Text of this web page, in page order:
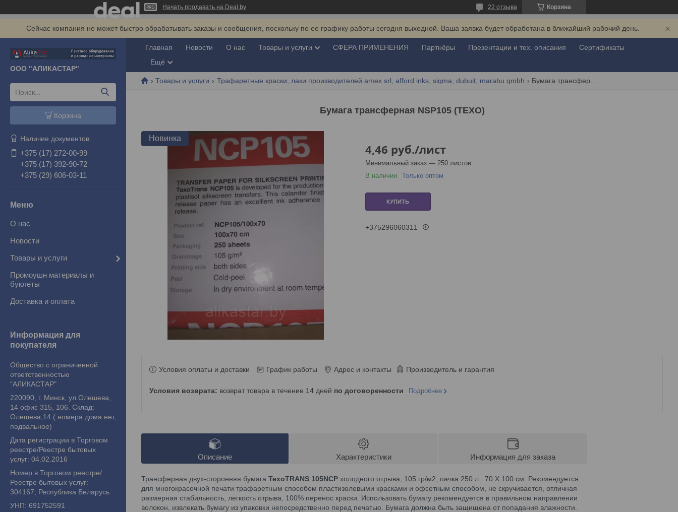
Начать продавать на Deal.by Корзина
22 отзыва
Сейчас компания не может быстро обрабатывать заказы и сообщения, поскольку по ее графику работы сегодня выходной. Ваша заявка будет обработана в ближайший рабочий день.
ООО "АЛИКАСТАР"
Корзина
Наличие документов
+375 (17) 272-00-99
+375 (17) 392-90-72
+375 (29) 606-03-11
О нас
Новости
Товары и услуги
Промоушн материалы и
буклеты
Доставка и оплата
Информация для
покупателя
Общество с ограниченной
ответственностью
"АЛИКАСТАР"
220090, г. Минск, ул.Олешева,
14 офис 315, 106. Склад:
Олешева,14 ( номера дома нет,
подвальное)
Дата регистрации в Торговом
реестре/Реестре бытовых
услуг: 04.02.2016
Номер в Торговом реестре/
Реестре бытовых услуг:
304167, Республика Беларусь
УНП: 691752591
Главная Новости О нас Товары и услуги СФЕРА ПРИМЕНЕНИЯ Партнёры Презентации и тех. описания
Сертификаты
Ещё
Товары и услуги Трафаретные краски, лаки производителей amex srl, afford inks, sigma, dubuit, marabu gmbh
Бумага трансферная NSP105 (TEXO)
Новинка
4,46 руб./лист
Минимальный заказ — 250 листов
В наличии
Только оптом
КУПИТЬ
+375296060311
Условия оплаты и доставки График работы Адрес и контакты Производитель и гарантия
возврат товара в течение 14 дней по договоренности Подробнее
Описание Характеристики Информация для заказа
Трансферная двух-сторонняя бумага TexoTRANS 105NCP холодного отрыва, 105 гр/м2, пачка 250 л. 70 X 100 см. Рекомендуется
для многокрасочной печати трафаретным способом пластизолевыми красками и офсетным способом, не скручивается, отличная
размерная стабильность, легкость отрыва, 100% перенос краски. Использовать бумагу рекомендуется в правильном направлении
волокон, извлекать бумагу из упаковки непосредственно перед печатью. Бумага должна быть защищена от попадания влажности.